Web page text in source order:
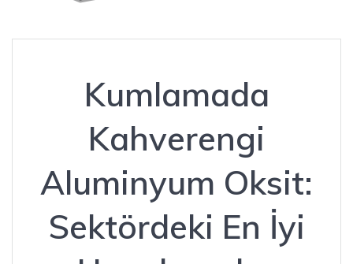
Kumlamada
Kahverengi
Aluminyum Oksit:
Sektördeki En İyi